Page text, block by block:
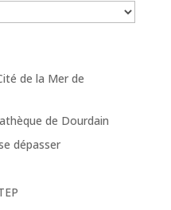
de la Mer de
de Dourdain
dépasser